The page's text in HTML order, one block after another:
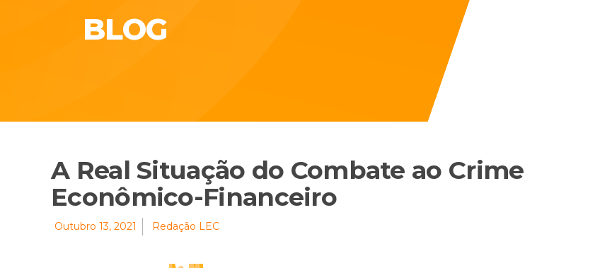
BLOG
A Real Situação do Combate ao Crime
Econômico-Financeiro
Outubro 13, 2021 Redação LEC